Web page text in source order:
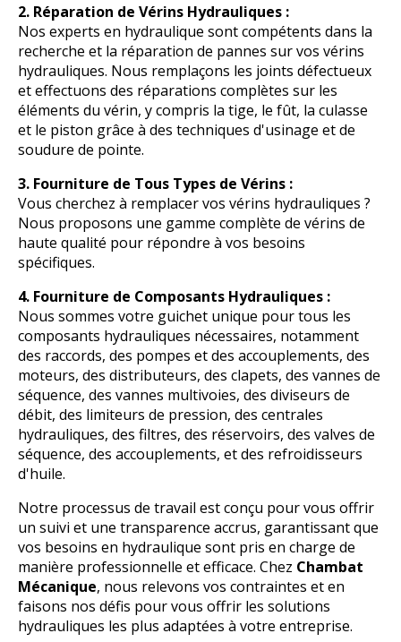
2. Réparation de Vérins Hydrauliques :
Nos experts en hydraulique sont compétents dans la
recherche et la réparation de pannes sur vos vérins
hydrauliques. Nous remplaçons les joints défectueux
et effectuons des réparations complètes sur les
éléments du vérin, y compris la tige, le fût, la culasse
et le piston grâce à des techniques d'usinage et de
soudure de pointe.
3. Fourniture de Tous Types de Vérins :
Vous cherchez à remplacer vos vérins hydrauliques ?
Nous proposons une gamme complète de vérins de
haute qualité pour répondre à vos besoins
spécifiques.
4. Fourniture de Composants Hydrauliques :
Nous sommes votre guichet unique pour tous les
composants hydrauliques nécessaires, notamment
des raccords, des pompes et des accouplements, des
moteurs, des distributeurs, des clapets, des vannes de
séquence, des vannes multivoies, des diviseurs de
débit, des limiteurs de pression, des centrales
hydrauliques, des filtres, des réservoirs, des valves de
séquence, des accouplements, et des refroidisseurs
d'huile.
Notre processus de travail est conçu pour vous offrir
un suivi et une transparence accrus, garantissant que
vos besoins en hydraulique sont pris en charge de
manière professionnelle et efficace. Chez Chambat
Mécanique, nous relevons vos contraintes et en
faisons nos défis pour vous offrir les solutions
hydrauliques les plus adaptées à votre entreprise.